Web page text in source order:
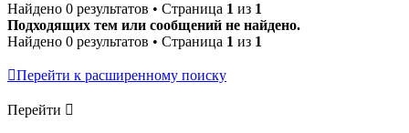
Найдено 0 результатов • Страница 1 из 1
Подходящих тем или сообщений не найдено.
Найдено 0 результатов • Страница 1 из 1
Перейти к расширенному поиску
Перейти